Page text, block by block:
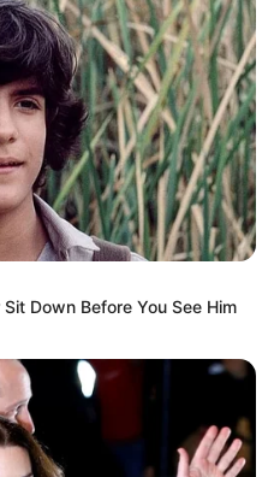
Down Before You See Him